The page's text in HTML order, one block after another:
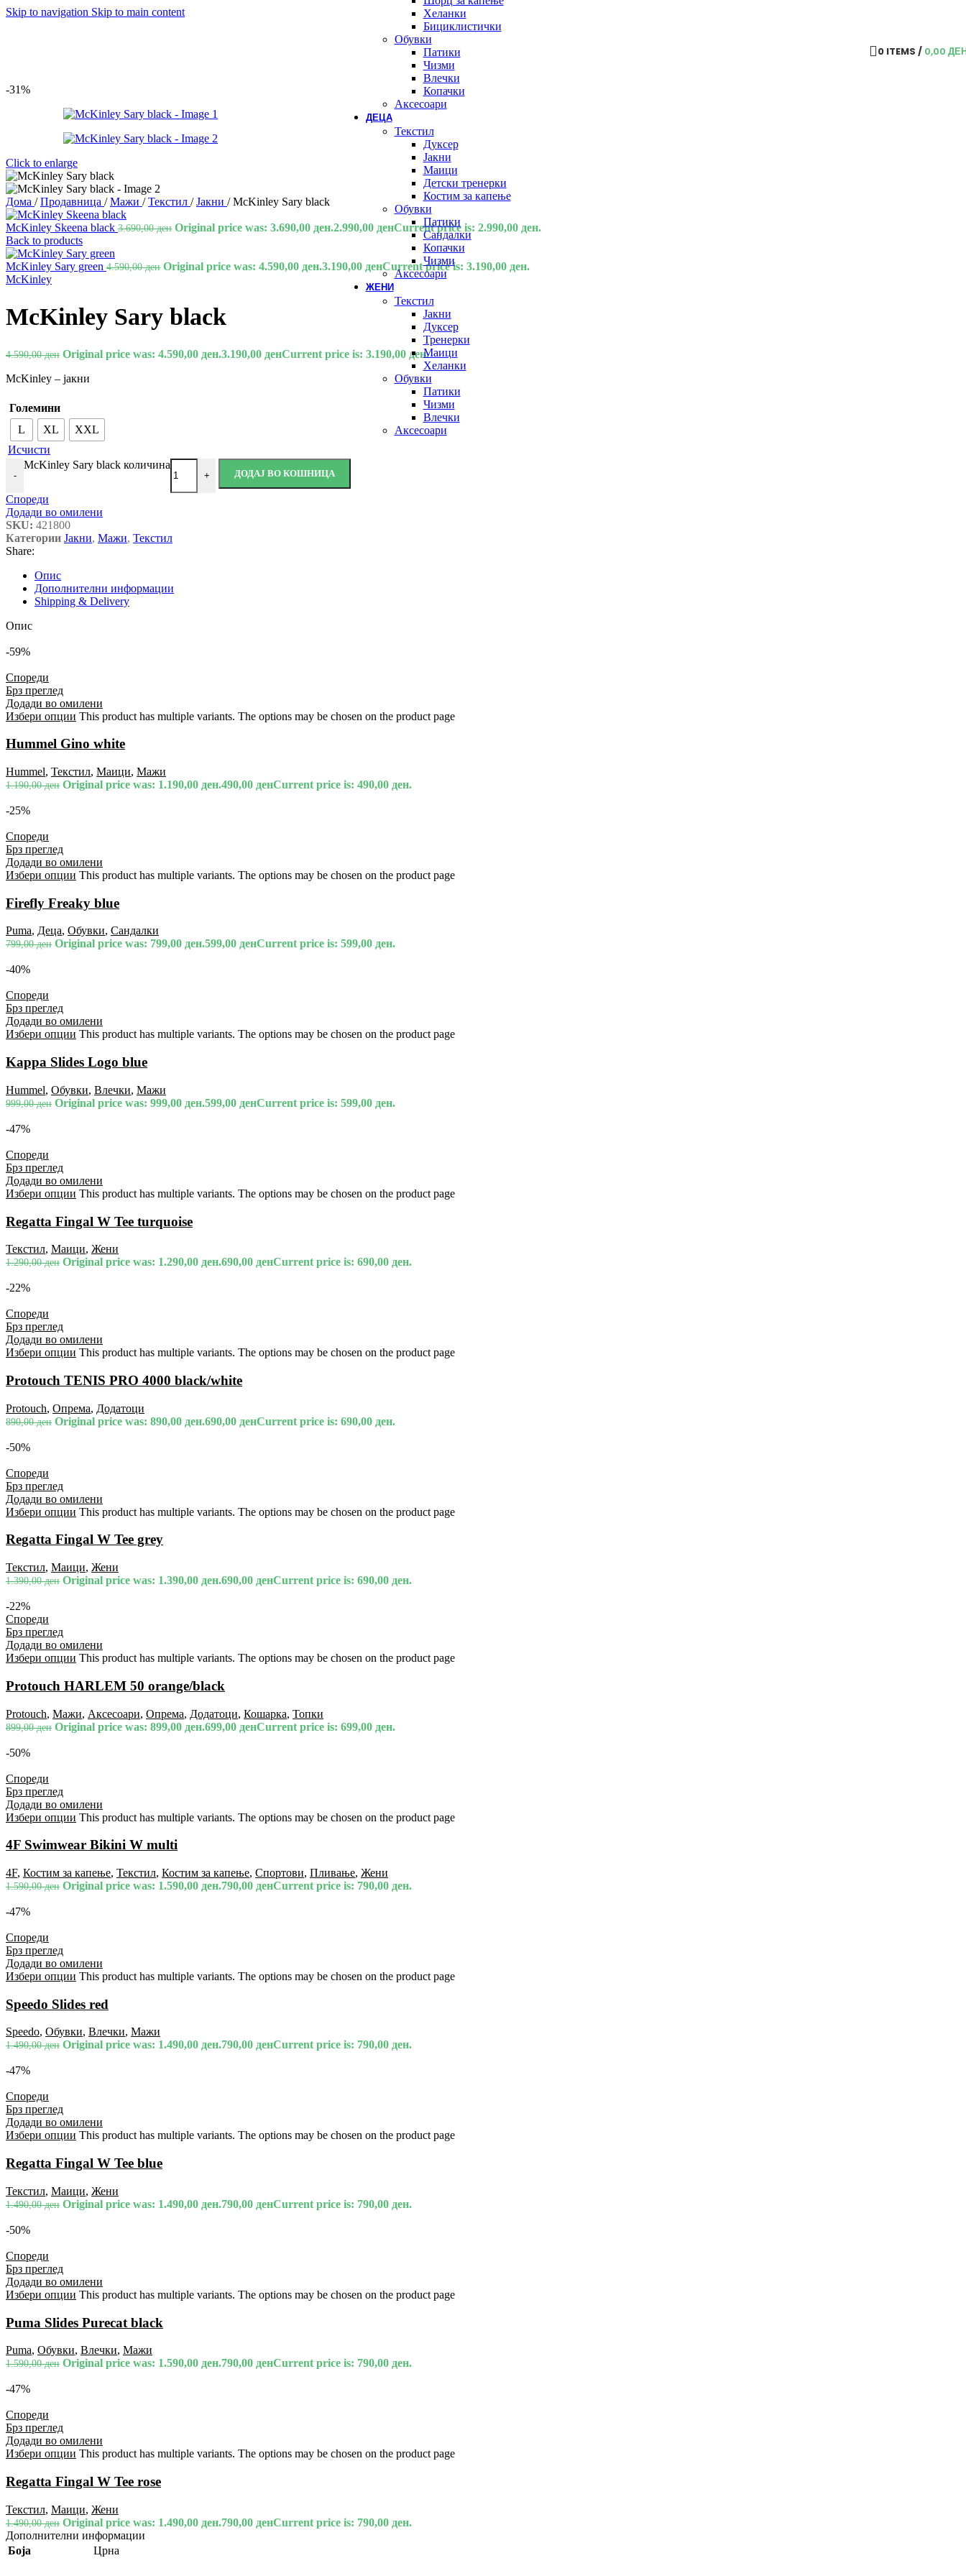
Skip to navigation Skip to main content
Хеланки
Бициклистички
Обувки
Патики
Чизми
Влечки
Копачки
Аксесоари
ДЕЦА
Текстил
Дуксер
Јакни
Маици
Детски тренерки
Костим за капење
Обувки
Патики
Сандалки
Копачки
Чизми
Аксесоари
ЖЕНИ
Текстил
Јакни
Дуксер
Тренерки
Маици
Хеланки
Обувки
Патики
Чизми
Влечки
Аксесоари
0 ITEMS / 0,00
-31%
Click to enlarge
Дома / Продавница / Мажи / Текстил / Јакни / McKinley Sary black
McKinley Skeena black 3.690,00ден Original price was: 3.690,00 ден.2.990,00 денCurrent price is: 2.990,00 ден.
Back to products
McKinley Sary green 4.590,00ден Original price was: 4.590,00 ден.3.190,00 денCurrent price is: 3.190,00 ден.
McKinley
McKinley Sary black
4.590,00ден Original price was: 4.590,00 ден.3.190,00 денCurrent price is: 3.190,00 ден.
McKinley – јакни
Големини
L
XL
XXL
Исчисти
-
McKinley Sary black количина
+ ДОДАЈ ВО КОШНИЦА
Спореди
Додади во омилени
SKU: 421800
Категории Јакни, Мажи, Текстил
Share:
Опис
Дополнителни информации
Shipping & Delivery
Опис
-59%
Спореди
Брз преглед
Додади во омилени
Избери опции This product has multiple variants. The options may be chosen on the product page
Hummel Gino white
Hummel, Текстил, Маици, Мажи
1.190,00ден Original price was: 1.190,00 ден.490,00 денCurrent price is: 490,00 ден.
-25%
Спореди
Брз преглед
Додади во омилени
Избери опции This product has multiple variants. The options may be chosen on the product page
Firefly Freaky blue
Puma, Деца, Обувки, Сандалки
799,00ден Original price was: 799,00 ден.599,00 денCurrent price is: 599,00 ден.
-40%
Спореди
Брз преглед
Додади во омилени
Избери опции This product has multiple variants. The options may be chosen on the product page
Kappa Slides Logo blue
Hummel, Обувки, Влечки, Мажи
999,00ден Original price was: 999,00 ден.599,00 денCurrent price is: 599,00 ден.
-47%
Спореди
Брз преглед
Додади во омилени
Избери опции This product has multiple variants. The options may be chosen on the product page
Regatta Fingal W Tee turquoise
Текстил, Маици, Жени
1.290,00ден Original price was: 1.290,00 ден.690,00 денCurrent price is: 690,00 ден.
-22%
Спореди
Брз преглед
Додади во омилени
Избери опции This product has multiple variants. The options may be chosen on the product page
Protouch TENIS PRO 4000 black/white
Protouch, Опрема, Додатоци
890,00ден Original price was: 890,00 ден.690,00 денCurrent price is: 690,00 ден.
-50%
Спореди
Брз преглед
Додади во омилени
Избери опции This product has multiple variants. The options may be chosen on the product page
Regatta Fingal W Tee grey
Текстил, Маици, Жени
1.390,00ден Original price was: 1.390,00 ден.690,00 денCurrent price is: 690,00 ден.
-22%
Спореди
Брз преглед
Додади во омилени
Избери опции This product has multiple variants. The options may be chosen on the product page
Protouch HARLEM 50 orange/black
Protouch, Мажи, Аксесоари, Опрема, Додатоци, Кошарка, Топки
899,00ден Original price was: 899,00 ден.699,00 денCurrent price is: 699,00 ден.
-50%
Спореди
Брз преглед
Додади во омилени
Избери опции This product has multiple variants. The options may be chosen on the product page
4F Swimwear Bikini W multi
4F, Костим за капење, Текстил, Костим за капење, Спортови, Пливање, Жени
1.590,00ден Original price was: 1.590,00 ден.790,00 денCurrent price is: 790,00 ден.
-47%
Спореди
Брз преглед
Додади во омилени
Избери опции This product has multiple variants. The options may be chosen on the product page
Speedo Slides red
Speedo, Обувки, Влечки, Мажи
1.490,00ден Original price was: 1.490,00 ден.790,00 денCurrent price is: 790,00 ден.
-47%
Спореди
Брз преглед
Додади во омилени
Избери опции This product has multiple variants. The options may be chosen on the product page
Regatta Fingal W Tee blue
Текстил, Маици, Жени
1.490,00ден Original price was: 1.490,00 ден.790,00 денCurrent price is: 790,00 ден.
-50%
Спореди
Брз преглед
Додади во омилени
Избери опции This product has multiple variants. The options may be chosen on the product page
Puma Slides Purecat black
Puma, Обувки, Влечки, Мажи
1.590,00ден Original price was: 1.590,00 ден.790,00 денCurrent price is: 790,00 ден.
-47%
Спореди
Брз преглед
Додади во омилени
Избери опции This product has multiple variants. The options may be chosen on the product page
Regatta Fingal W Tee rose
Текстил, Маици, Жени
1.490,00ден Original price was: 1.490,00 ден.790,00 денCurrent price is: 790,00 ден.
Дополнителни информации
Боја
Црна